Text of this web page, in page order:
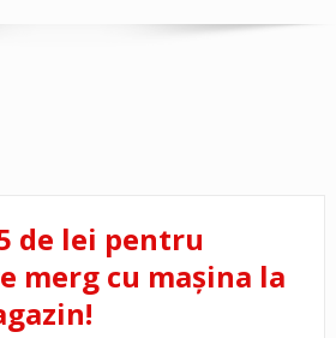
de lei pentru
merg cu mașina la